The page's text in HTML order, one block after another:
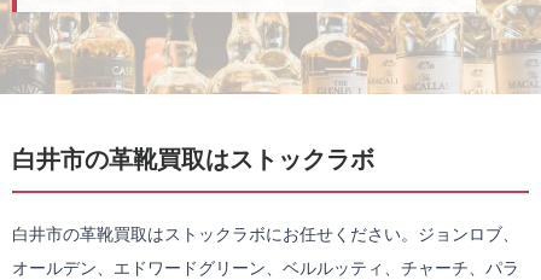
白井市の革靴買取はストックラボ
白井市の革靴買取はストックラボにお任せください。ジョンロブ、
オールデン、エドワードグリーン、ベルルッティ、チャーチ、パラ